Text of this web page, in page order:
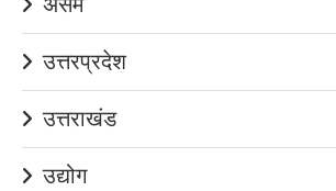
उत्तरप्रदेश
उत्तराखंड
उद्योग